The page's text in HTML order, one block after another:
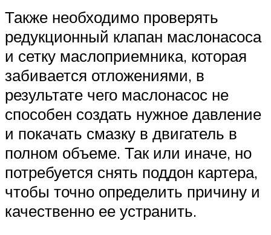
Также необходимо проверять
редукционный клапан маслонасоса
и сетку маслоприемника, которая
забивается отложениями, в
результате чего маслонасос не
способен создать нужное давление
и покачать смазку в двигатель в
полном объеме. Так или иначе, но
потребуется снять поддон картера,
чтобы точно определить причину и
качественно ее устранить.